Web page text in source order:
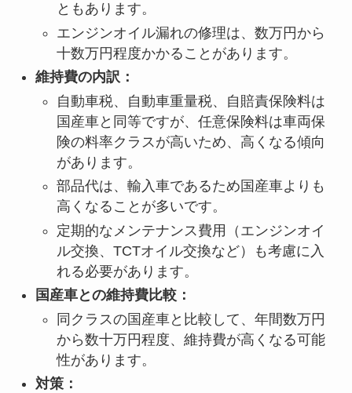
ともあります。
エンジンオイル漏れの修理は、数万円から
十数万円程度かかることがあります。
維持費の内訳：
自動車税、自動車重量税、自賠責保険料は
国産車と同等ですが、任意保険料は車両保
険の料率クラスが高いため、高くなる傾向
があります。
部品代は、輸入車であるため国産車よりも
高くなることが多いです。
定期的なメンテナンス費用（エンジンオイ
ル交換、TCTオイル交換など）も考慮に入
れる必要があります。
国産車との維持費比較：
同クラスの国産車と比較して、年間数万円
から数十万円程度、維持費が高くなる可能
性があります。
対策：